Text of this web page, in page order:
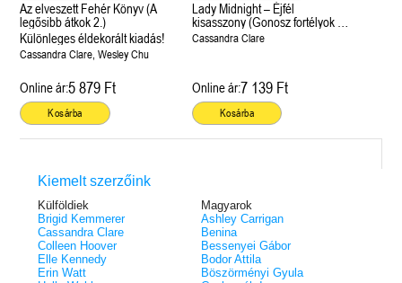
Az elveszett Fehér Könyv (A
legősibb átkok 2.)
Különleges éldekorált kiadás!
Cassandra Clare, Wesley Chu
Online ár:5 879 Ft
Kosárba
Lady Midnight – Éjfél
kisasszony (Gonosz fortélyok 1.)
Különleges éldekorált kiadás!
Cassandra Clare
Online ár:7 139 Ft
Kosárba
Kiemelt szerzőink
Külföldiek
Brigid Kemmerer
Cassandra Clare
Colleen Hoover
Elle Kennedy
Erin Watt
Magyarok
Ashley Carrigan
Benina
Bessenyei Gábor
Bodor Attila
Böszörményi Gyula